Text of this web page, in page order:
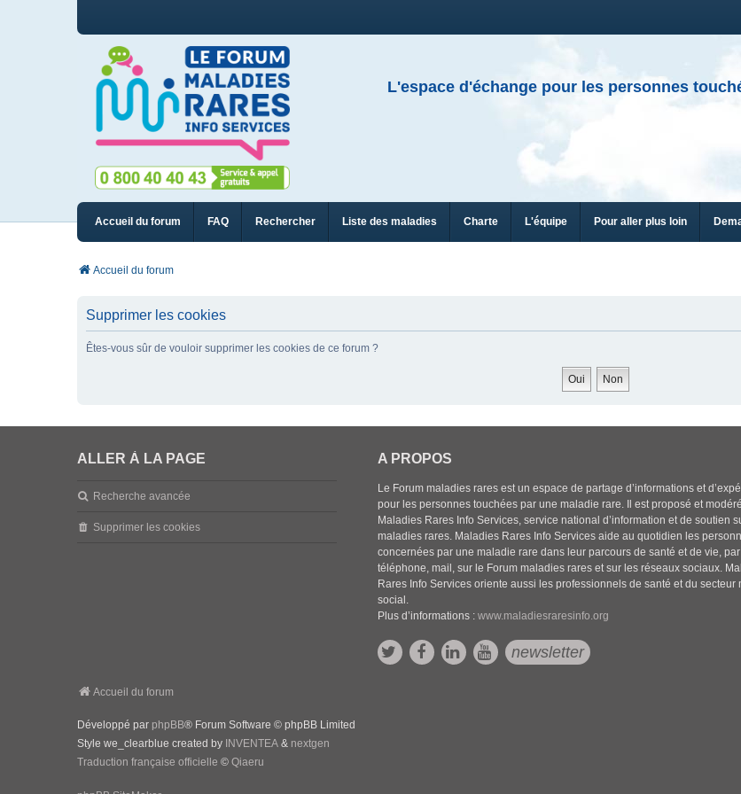
L'espace d'échange pour les personnes
Accueil du forum FAQ Rechercher Liste des maladies Charte L'équipe Pour aller plus loin
Accueil du forum
Supprimer les cookies
Êtes-vous sûr de vouloir supprimer les cookies de ce forum ?
ALLER À LA PAGE
Recherche avancée
Supprimer les cookies
A PROPOS
Le Forum maladies rares est un espace de partage d’informations et
pour les personnes touchées par une maladie rare. Il est proposé et
Maladies Rares Info Services, service national d’information et de soutien
maladies rares. Maladies Rares Info Services aide au quotidien les
concernées par une maladie rare dans leur parcours de santé et de vie, par
téléphone, mail, sur le Forum maladies rares et sur les réseaux sociaux.
Rares Info Services oriente aussi les professionnels de santé et du secteur
social.
Plus d’informations :www.maladiesraresinfo.org
newsletter
Accueil du forum
Développé par phpBB® Forum Software © phpBB Limited
Style we_clearblue created by INVENTEA & nextgen
Traduction française officielle © Qiaeru